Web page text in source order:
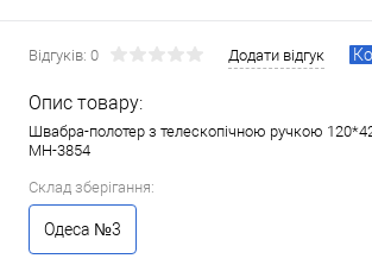
Відгуків: 0 Додати відгук
Опис товару:
Швабра-полотер з телескопічною ручкою
MH-3854
Склад зберігання:
Одеса №3